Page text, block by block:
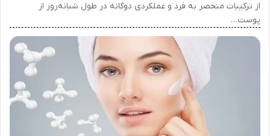
از ترکیبات منحصر به فرد و عملکردی دوگانه در طول شبانه‌روز از
پوست…